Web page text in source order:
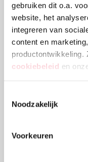
gebruiken dit o.a.
website, het
integreren van
content en
productontwikkeling.
cookiebeleid en
Noodzakelijk
Voorkeuren
Vandaag
Gratis
retourkosten.